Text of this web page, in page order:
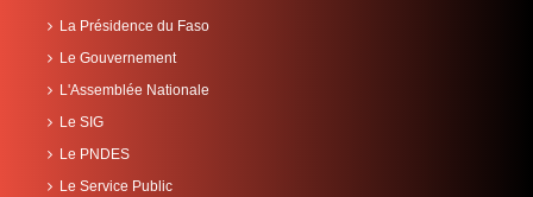
La Présidence du Faso
Le Gouvernement
L'Assemblée Nationale
Le SIG
Le PNDES
Le Service Public